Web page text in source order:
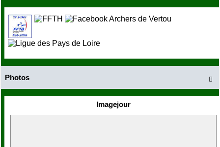

Photos
Imagejour